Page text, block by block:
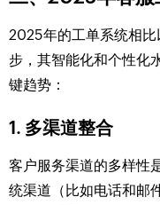
2025年的工单系统相
步，其智能化和个性化
键趋势：
1. 多渠道整合
客户服务渠道的多样性
统渠道（比如电话和邮